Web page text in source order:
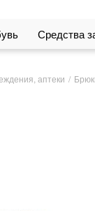
Средства
аптеки